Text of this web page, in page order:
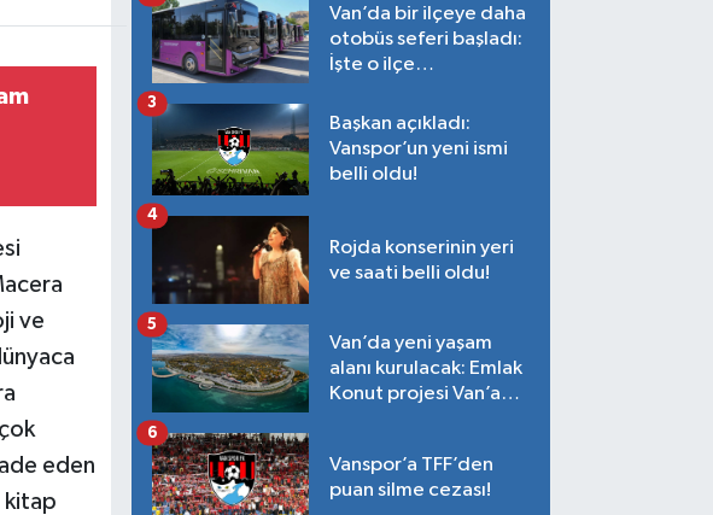
ve
eden
kitap
Van’da bir ilçeye daha
otobüs seferi başladı:
İşte o ilçe…
Başkan açıkladı:
Vanspor’un yeni ismi
belli oldu!
3
Rojda konserinin yeri
ve saati belli oldu!
4
Van’da yeni yaşam
alanı kurulacak: Emlak
Konut projesi Van’a
5
Vanspor’a TFF’den
puan silme cezası!
6